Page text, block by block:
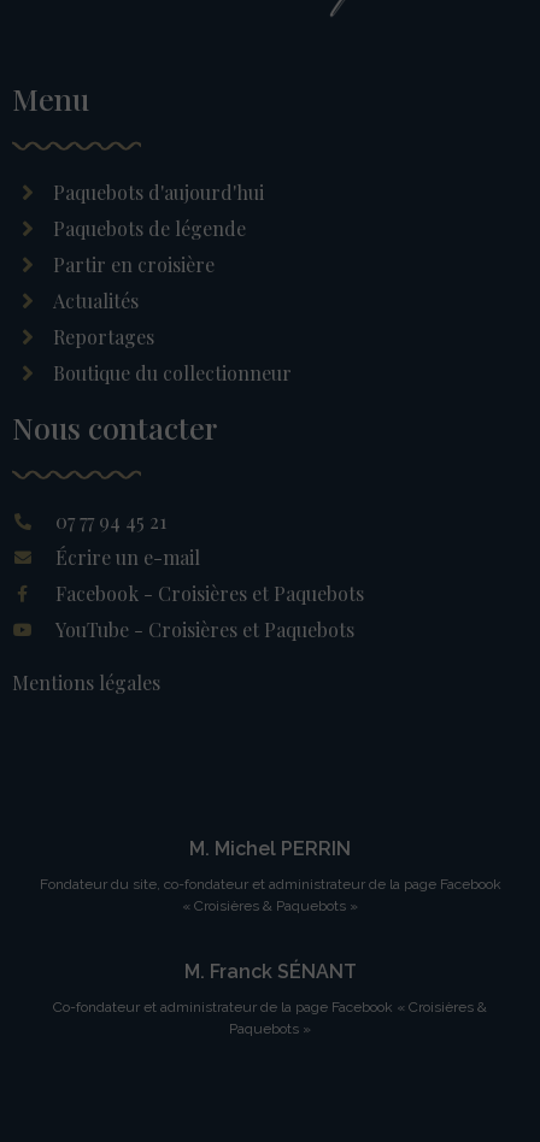
Menu
Paquebots d'aujourd'hui
Paquebots de légende
Partir en croisière
Actualités
Reportages
Boutique du collectionneur
Nous contacter
07 77 94 45 21
Écrire un e-mail
Facebook - Croisières et Paquebots
YouTube - Croisières et Paquebots
Mentions légales
M. Michel PERRIN
Fondateur du site, co-fondateur et administrateur de la page Facebook
« Croisières & Paquebots »
M. Franck SÉNANT
Co-fondateur et administrateur de la page Facebook « Croisières &
Paquebots »